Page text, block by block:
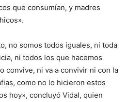
que consumían, y madres
no somos todos iguales, ni toda
ni todos los que hacemos
convive, ni va a convivir ni con la
como no lo hicieron estos
hoy», concluyó Vidal, quien